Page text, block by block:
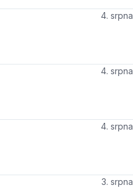
4. srpna
4. srpna
4. srpna
3. srpna